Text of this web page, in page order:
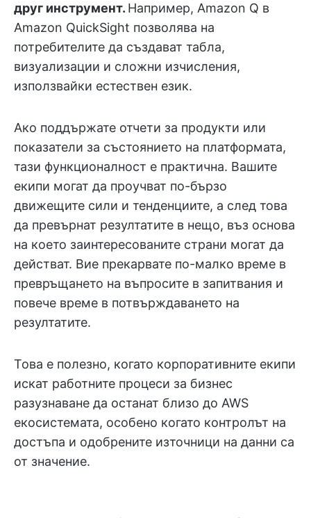
друг инструмент. Например, Amazon Q в
Amazon QuickSight позволява на
потребителите да създават табла,
визуализации и сложни изчисления,
използвайки естествен език.
Ако поддържате отчети за продукти или
показатели за състоянието на платформата,
тази функционалност е практична. Вашите
екипи могат да проучват по-бързо
движещите сили и тенденциите, а след това
да превърнат резултатите в нещо, въз основа
на което заинтересованите страни могат да
действат. Вие прекарвате по-малко време в
превръщането на въпросите в запитвания и
повече време в потвърждаването на
резултатите.
Това е полезно, когато корпоративните екипи
искат работните процеси за бизнес
разузнаване да останат близо до AWS
екосистемата, особено когато контролът на
достъпа и одобрените източници на данни са
от значение.